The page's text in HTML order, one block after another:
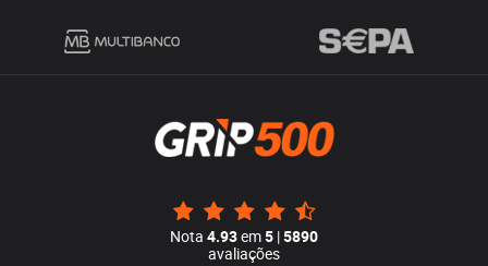
Nota 4.93em5 |5890
avaliações